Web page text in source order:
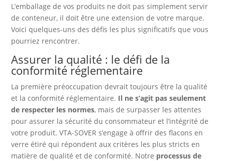
L’emballage de vos produits ne doit pas simplement servir
de conteneur, il doit être une extension de votre marque.
Voici quelques-uns des défis les plus significatifs que vous
pourriez rencontrer.
Assurer la qualité : le défi de la
conformité réglementaire
La première préoccupation devrait toujours être la qualité
et la conformité réglementaire. Il ne s’agit pas seulement
de respecter les normes, mais de surpasser les attentes
pour assurer la sécurité du consommateur et l’intégrité de
votre produit. VTA-SOVER s’engage à offrir des flacons en
verre étiré qui répondent aux critères les plus stricts en
matière de qualité et de conformité. Notre processus de